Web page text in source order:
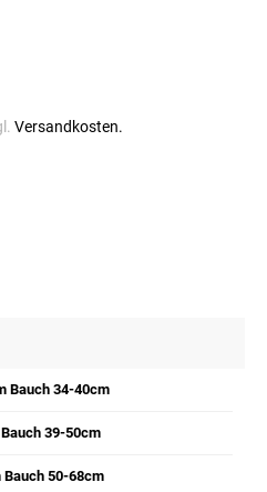
Versandkosten.
Bauch 34-40cm
39-50cm
50-68cm